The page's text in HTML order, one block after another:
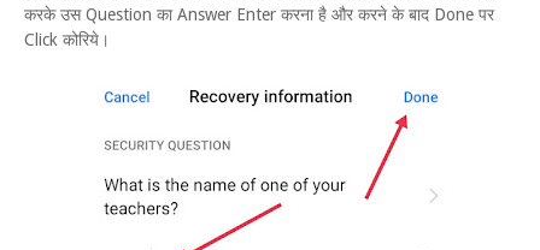
करके उस Question का Answer Enter करना है और करने के बाद Done पर
Click कोरिये।